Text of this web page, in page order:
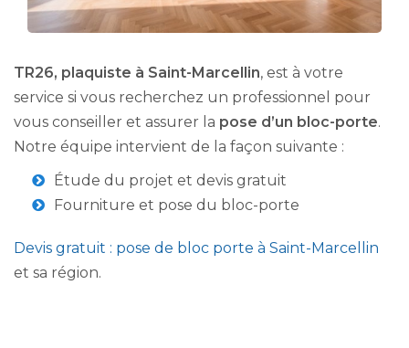
TR26, plaquiste à Saint-Marcellin, est à votre
service si vous recherchez un professionnel pour
vous conseiller et assurer la pose d’un bloc-porte.
Notre équipe intervient de la façon suivante :
Étude du projet et devis gratuit
Fourniture et pose du bloc-porte
Devis gratuit : pose de bloc porte à Saint-Marcellin
et sa région.